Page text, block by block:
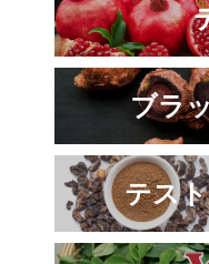
ブラ
テス